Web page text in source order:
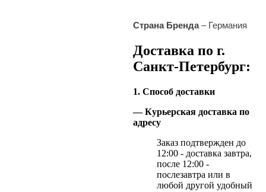
Страна Бренда– Германия
Доставка по г.
Санкт-Петербург:
1. Способ доставки
— Курьерская доставка по
адресу
Заказ подтвержден до
12:00 - доставка завтра,
после 12:00 -
послезавтра или в
любой другой удобный